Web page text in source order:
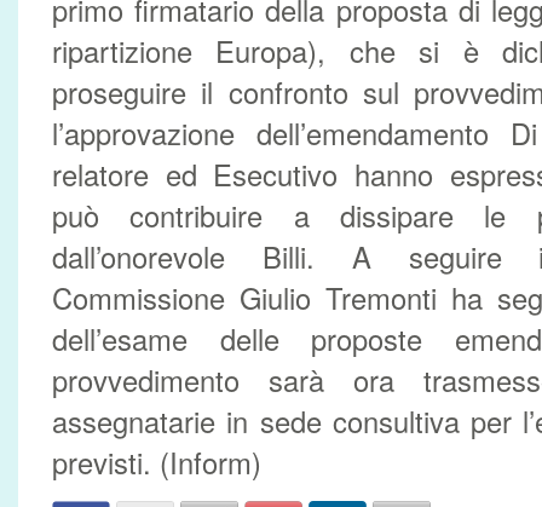
primo firmatario della proposta di
ripartizione Europa), che si è
proseguire il confronto sul
l’approvazione
relatore ed Esecutivo hanno
può contribuire a dissipare le
dall’onorevole Billi. A seguire
Commissione Giulio Tremonti ha
dell’esame delle proposte
provvedimento sarà ora
assegnatarie in sede consultiva per
previsti. (Inform)